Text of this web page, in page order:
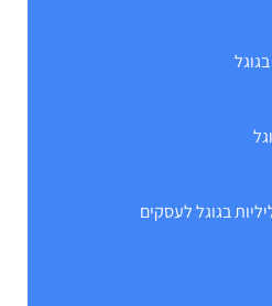
בגוגל לעסקים